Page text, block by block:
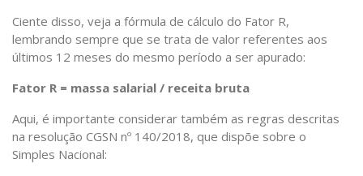
Ciente disso, veja a fórmula de cálculo do Fator R,
lembrando sempre que se trata de valor referentes aos
últimos 12 meses do mesmo período a ser apurado:
Fator R = massa salarial / receita bruta
Aqui, é importante considerar também as regras descritas
na resolução CGSN nº 140/2018, que dispõe sobre o
Simples Nacional: